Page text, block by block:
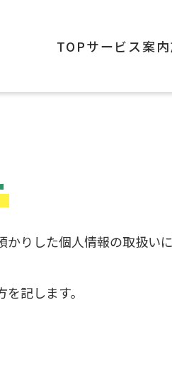
TOPサービス案内
りした個人情報の取扱い
記します。